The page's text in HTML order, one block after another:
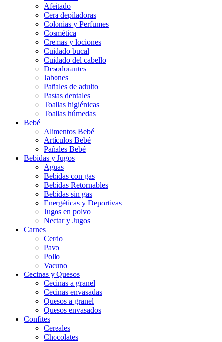
Afeitado
Cera depiladoras
Colonias y Perfumes
Cosmética
Cremas y lociones
Cuidado bucal
Cuidado del cabello
Desodorantes
Jabones
Pañales de adulto
Pastas dentales
Toallas higiénicas
Toallas húmedas
Bebé
Alimentos Bebé
Artículos Bebé
Pañales Bebé
Bebidas y Jugos
Aguas
Bebidas con gas
Bebidas Retornables
Bebidas sin gas
Energéticas y Deportivas
Jugos en polvo
Nectar y Jugos
Carnes
Cerdo
Pavo
Pollo
Vacuno
Cecinas y Quesos
Cecinas a granel
Cecinas envasadas
Quesos a granel
Quesos envasados
Confites
Cereales
Chocolates